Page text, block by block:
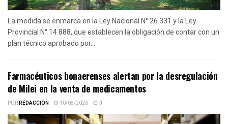
La medida se enmarca en la Ley Nacional N° 26.331 y la Ley
Provincial N° 14.888, que establecen la obligación de contar con un
plan técnico aprobado por...
Farmacéuticos bonaerenses alertan por la desregulación
de Milei en la venta de medicamentos
PORREDACCIÓN 10/08/2026 0